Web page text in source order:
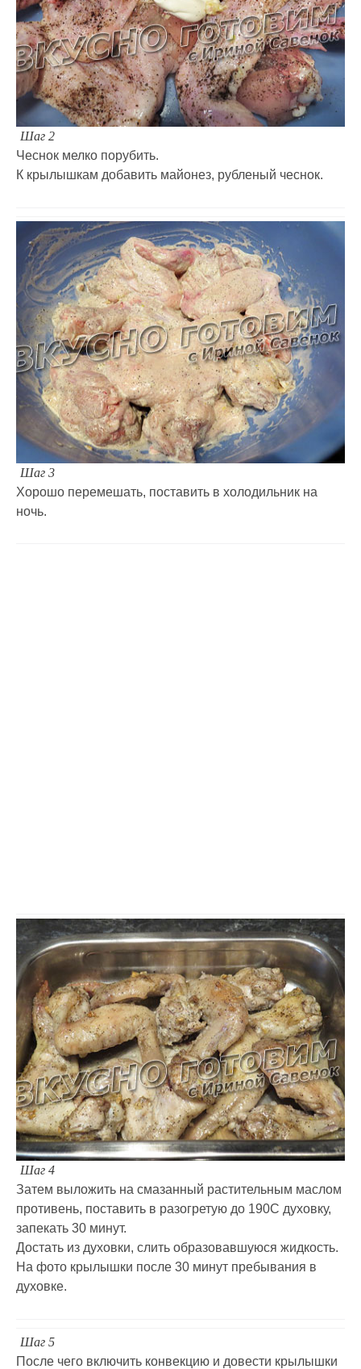
Шаг 2
Чеснок мелко порубить.
К крылышкам добавить майонез, рубленый чеснок.
Шаг 3
Хорошо перемешать, поставить в холодильник на
ночь.
Шаг 4
Затем выложить на смазанный растительным маслом
противень, поставить в разогретую до 190С духовку,
запекать 30 минут.
Достать из духовки, слить образовавшуюся жидкость.
На фото крылышки после 30 минут пребывания в
духовке.
Шаг 5
После чего включить конвекцию и довести крылышки